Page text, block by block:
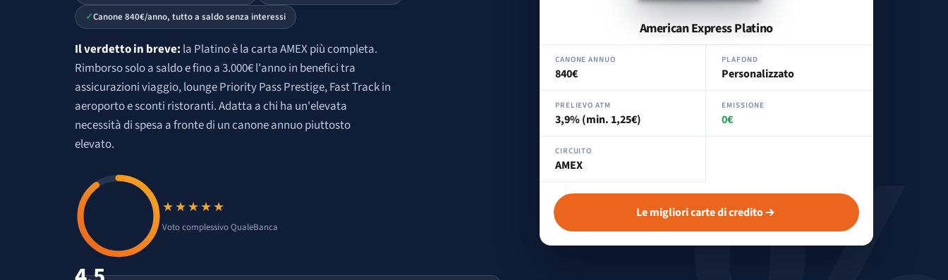
Canone 840€/anno, tutto a saldo senza interessi
Il verdetto in breve: la Platino è la carta AMEX più completa.
Rimborso solo a saldo e fino a 3.000€ l'anno in benefici tra
assicurazioni viaggio, lounge Priority Pass Prestige, Fast Track in
aeroporto e sconti ristoranti. Adatta a chi ha un'elevata
necessità di spesa a fronte di un canone annuo piuttosto
elevato.
★★★★★
Voto 4.5 su 5
Voto complessivo QualeBanca
American Express Platino
CANONE ANNUO
840€
PLAFOND
Personalizzato
PRELIEVO ATM
3,9% (min. 1,25€)
EMISSIONE
0€
CIRCUITO
AMEX
Le migliori carte di credito